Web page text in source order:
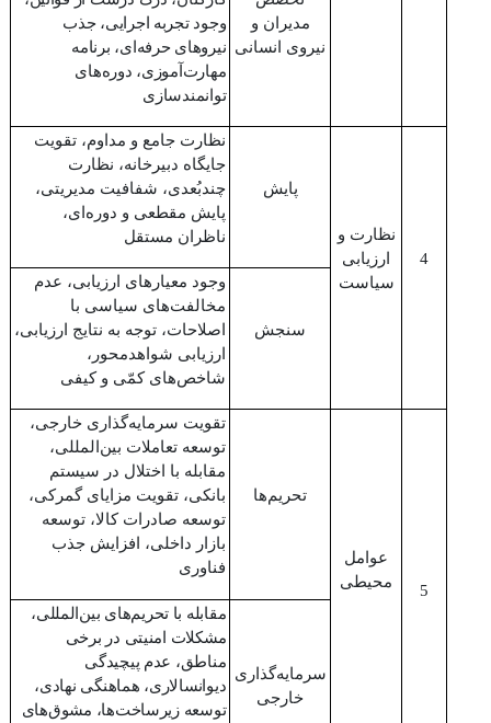
مدیران و
نیروی انسانی
وجود تجربه اجرایی، جذب
نیروهای حرفه‌ای، برنامه
مهارت‌آموزی، دوره‌های
توانمندسازی
4
نظارت و
ارزیابی
سیاست
پایش
نظارت جامع و مداوم، تقویت
جایگاه دبیرخانه، نظارت
چند‌بُعدی، شفافیت مدیریتی،
پایش مقطعی و دوره‌ای،
ناظران مستقل
سنجش
وجود معیارهای ارزیابی، عدم
مخالفت‌های سیاسی با
اصلاحات، توجه به نتایج ارزیابی،
ارزیابی شواهدمحور،
شاخص‌های کمّی و کیفی
5
عوامل
محیطی
تحریم‌‌ها
تقویت سرمایه‌گذاری خارجی،
توسعه تعاملات بین‌المللی،
مقابله با اختلال در سیستم
بانکی، تقویت مزایای گمرکی،
توسعه صادرات کالا، توسعه
بازار داخلی، افزایش جذب
فناوری
سرمایه‌گذاری
خارجی
مقابله با تحریم‌های بین‌المللی،
مشکلات امنیتی در برخی
مناطق، عدم پیچیدگی
دیو‌انسالاری، هماهنگی نهادی،
توسعه زیرساخت‌ها، مشوق‌های